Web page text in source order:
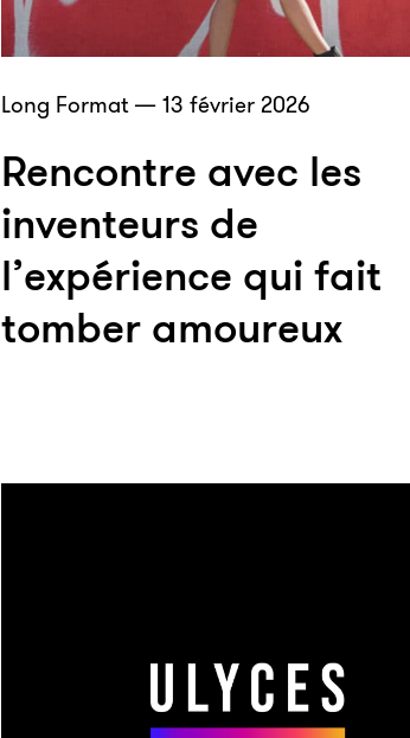
Long Format — 13 février 2026
Rencontre avec les
inventeurs de
l’expérience qui fait
tomber amoureux